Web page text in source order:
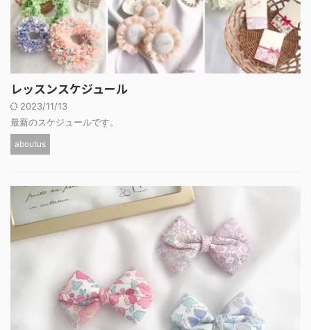
レッスンスケジュール
2023/11/13
最新のスケジュールです。
aboutus